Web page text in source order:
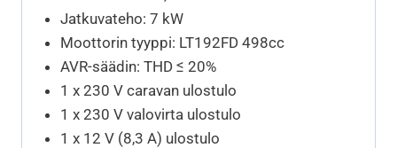
Jatkuvateho: 7 kW
Moottorin tyyppi: LT192FD 498cc
AVR-säädin: THD ≤ 20%
1 x 230 V caravan ulostulo
1 x 230 V valovirta ulostulo
1 x 12 V (8,3 A) ulostulo